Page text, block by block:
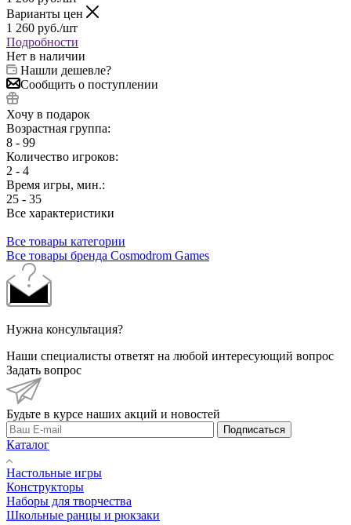
Варианты цен
1 260 руб./шт
Подробности
Нет в наличии
Нашли дешевле?
Сообщить о поступлении
Хочу в подарок
Возрастная группа:
8 - 99
Количество игроков:
2 - 4
Время игры, мин.:
25 - 35
Все характеристики
Все товары категории
Все товары бренда Cosmodrom Games
Нужна консультация?
Наши специалисты ответят на любой интересующий вопрос
Задать вопрос
Будьте в курсе наших акций и новостей
Подписаться
Каталог
Настольные игры
Конструкторы
Наборы для творчества
Школьные ранцы и рюкзаки